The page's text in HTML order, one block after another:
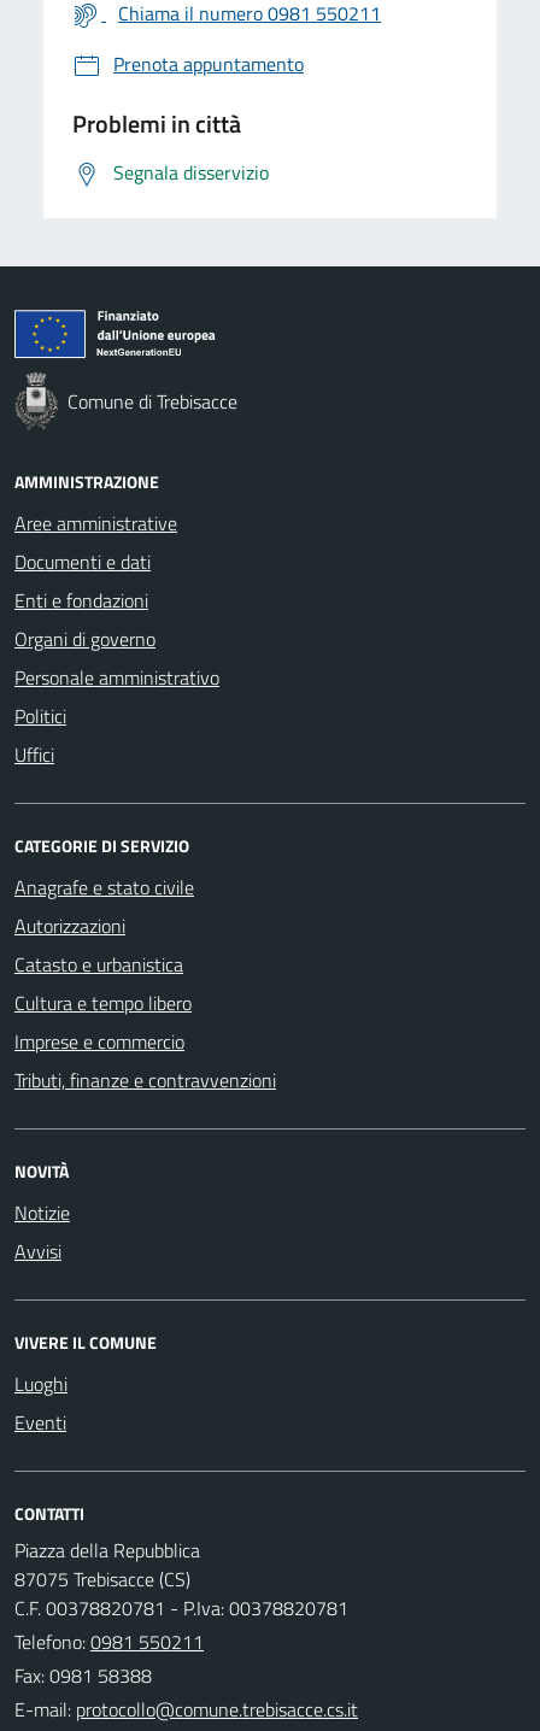
Chiama il numero 0981 550211
Prenota appuntamento
Problemi in città
Segnala disservizio
Comune di Trebisacce
AMMINISTRAZIONE
Aree amministrative
Documenti e dati
Enti e fondazioni
Organi di governo
Personale amministrativo
Politici
Uffici
CATEGORIE DI SERVIZIO
Anagrafe e stato civile
Autorizzazioni
Catasto e urbanistica
Cultura e tempo libero
Imprese e commercio
Tributi, finanze e contravvenzioni
NOVITÀ
Notizie
Avvisi
VIVERE IL COMUNE
Luoghi
Eventi
CONTATTI
Piazza della Repubblica
87075 Trebisacce (CS)
C.F. 00378820781 - P.Iva: 00378820781
Telefono:0981 550211
Fax: 0981 58388
E-mail: